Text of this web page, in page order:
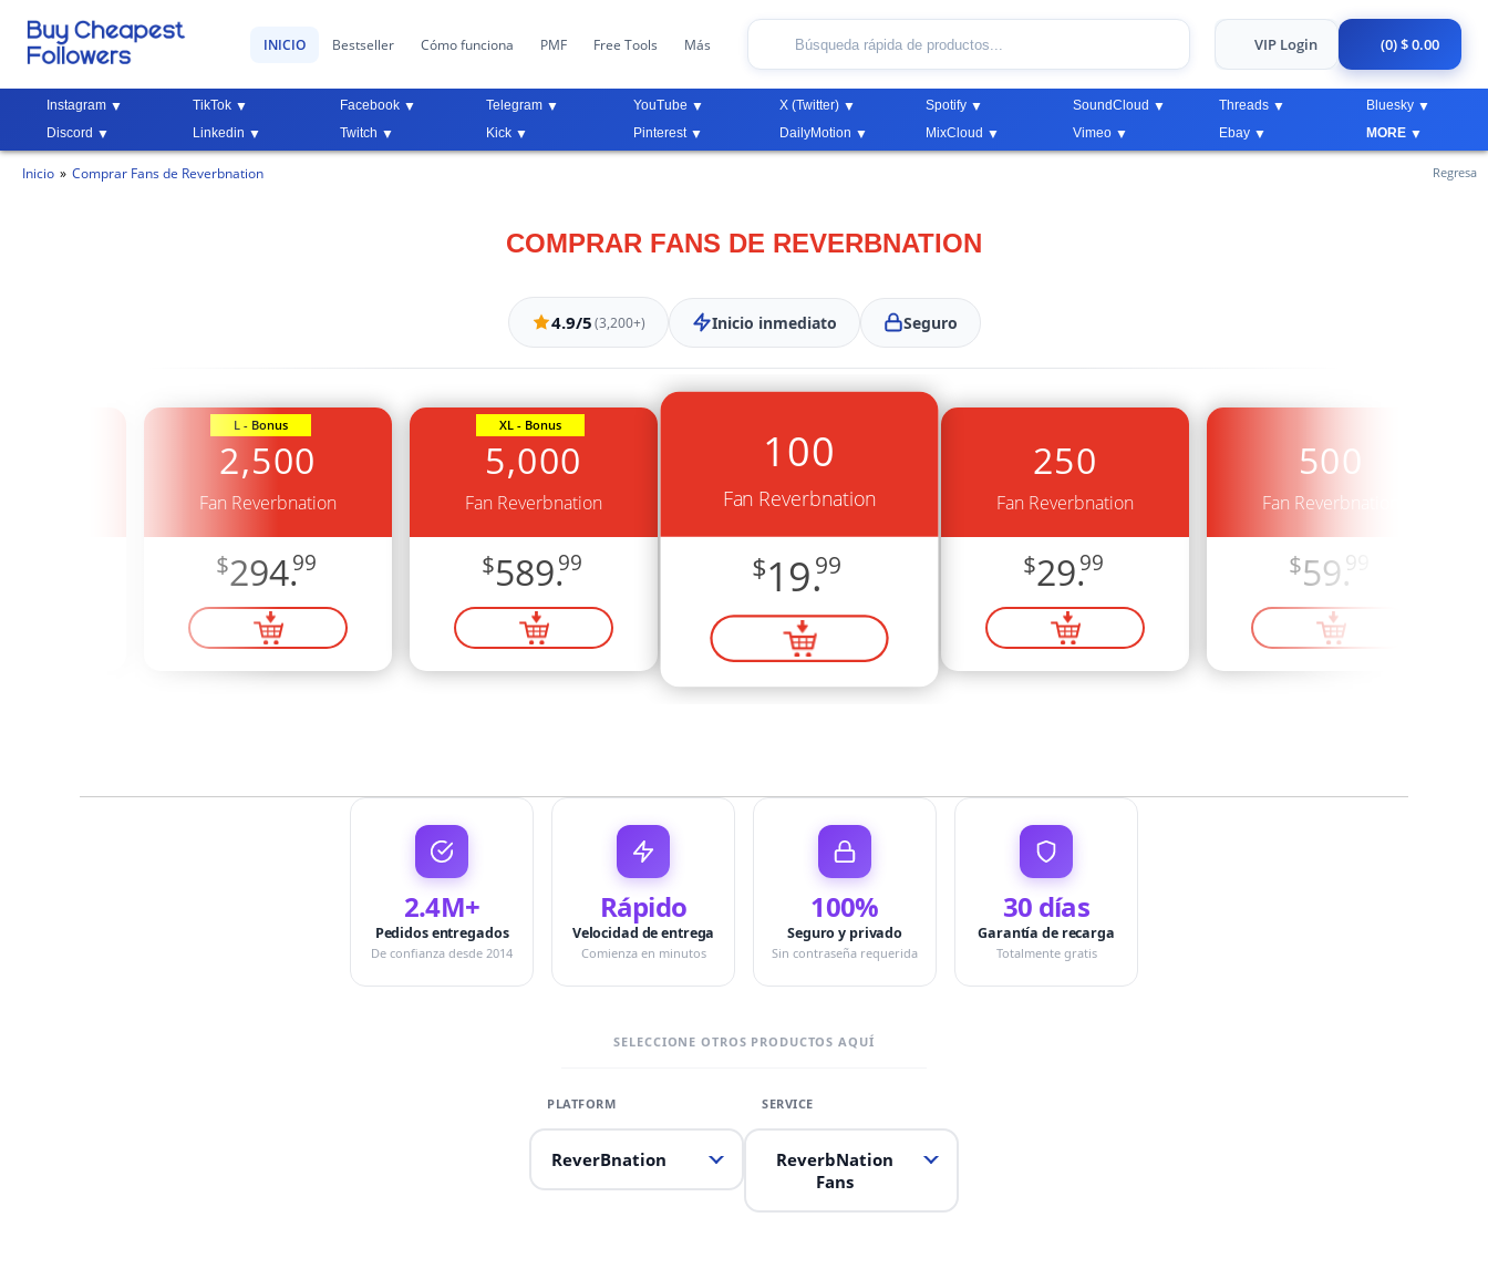
INICIO Bestseller Cómo funciona PMF Free Tools Más VIP Login (0) $ 0.00
Instagram TikTok Facebook Telegram YouTube X (Twitter) Spotify SoundCloud Threads
Bluesky
Discord
Linkedin Twitch Kick Pinterest DailyMotion MixCloud Vimeo Ebay MORE
Inicio Comprar Fans de Reverbnation Regresa
COMPRAR FANS DE REVERBNATION
4.9/5(3,200+) Inicio inmediato Seguro
L - Bonus
2,500
Fan Reverbnation
$294.99
XL - Bonus
5,000
Fan Reverbnation
$589.99
100
Fan Reverbnation
$19.99
250
Fan Reverbnation
$29.99
500
Fan Reverbnation
$59.99
2.4M+
Pedidos entregados
De confianza desde 2014
Rápido
Velocidad de entrega
Comienza en minutos
100%
Seguro y privado
Sin contraseña requerida
30 días
Garantía de recarga
Totalmente gratis
SELECCIONE OTROS PRODUCTOS AQUÍ
ReverBnation
ReverbNation
Fans